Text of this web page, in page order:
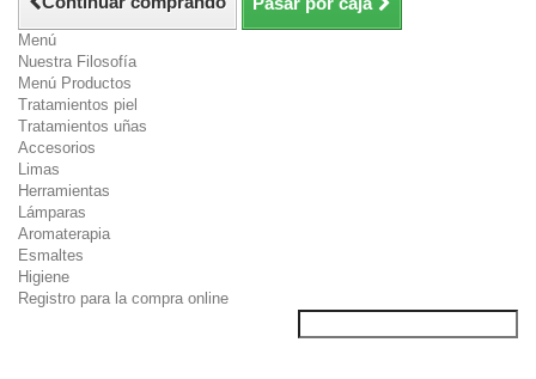
Menú
Nuestra Filosofía
Menú Productos
Tratamientos piel
Tratamientos uñas
Accesorios
Limas
Herramientas
Lámparas
Aromaterapia
Esmaltes
Higiene
Registro para la compra online